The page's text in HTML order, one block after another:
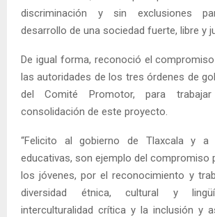
discriminación y sin exclusiones
desarrollo de una sociedad fuerte, libre y
De igual forma, reconoció el
las autoridades de los tres órdenes de
del Comité Promotor, para
consolidación de este proyecto.
“Felicito al gobierno de Tlaxcala y a
educativas, son ejemplo del compromiso
los jóvenes, por el reconocimiento y
diversidad étnica, cultural y
interculturalidad crítica y la inclusión y